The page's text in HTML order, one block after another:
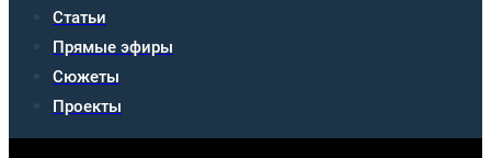
Статьи
Прямые эфиры
Сюжеты
Проекты